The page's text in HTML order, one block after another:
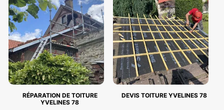
RÉPARATION DE TOITURE
YVELINES 78
DEVIS TOITURE YVELINES 78